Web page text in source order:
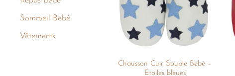
Sommeil Bébé
Vêtements
Chausson Cuir Souple Bébé –
Étoiles bleues